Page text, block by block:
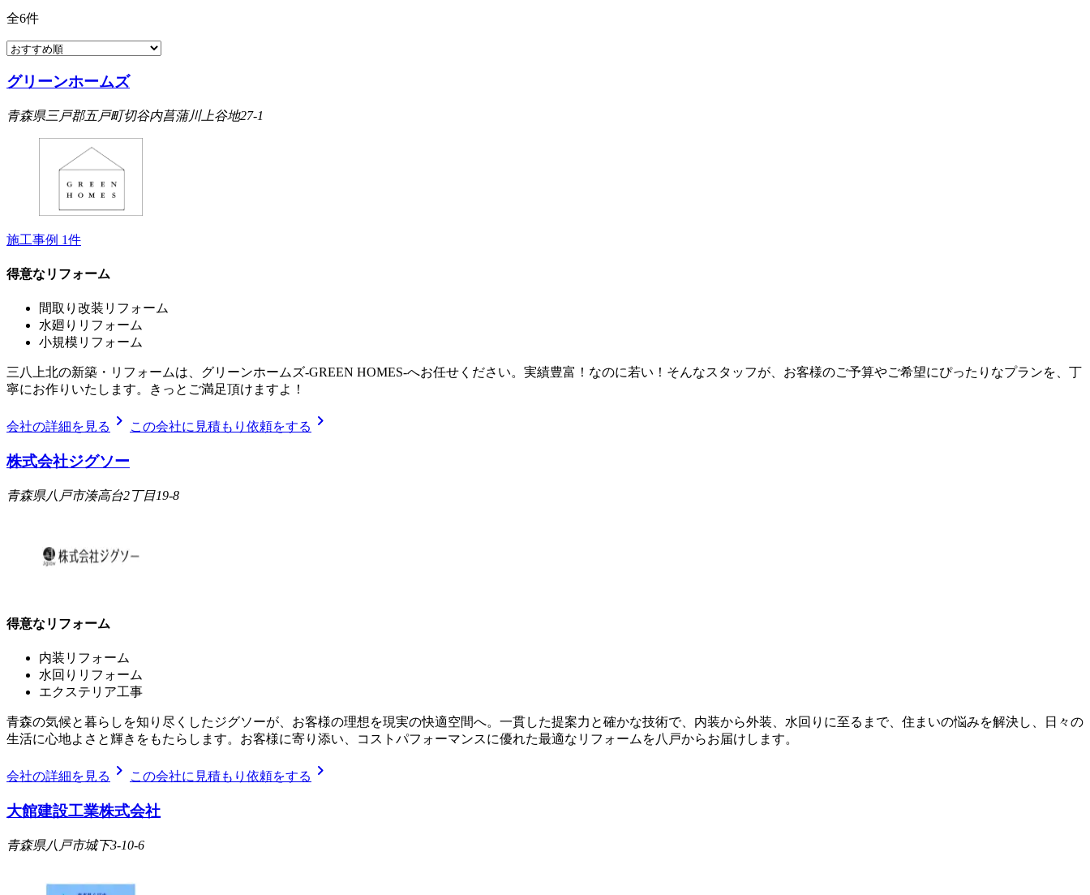
全6件
グリーンホームズ
青森県三戸郡五戸町切谷内菖蒲川上谷地27-1
施工事例 1件
得意なリフォーム
間取り改装リフォーム
水廻りリフォーム
小規模リフォーム
三八上北の新築・リフォームは、グリーンホームズ‐GREEN HOMES‐へお任せください。実績豊富！なのに若い！そんなスタッフが、お客様のご予算やご希望にぴったりなプランを、丁
寧にお作りいたします。きっとご満足頂けますよ！
会社の詳細を見る chevron_right この会社に見積もり依頼をする chevron_right
株式会社ジグソー
青森県八戸市湊高台2丁目19-8
得意なリフォーム
内装リフォーム
水回りリフォーム
エクステリア工事
青森の気候と暮らしを知り尽くしたジグソーが、お客様の理想を現実の快適空間へ。一貫した提案力と確かな技術で、内装から外装、水回りに至るまで、住まいの悩みを解決し、日々の
生活に心地よさと輝きをもたらします。お客様に寄り添い、コストパフォーマンスに優れた最適なリフォームを八戸からお届けします。
会社の詳細を見る chevron_right この会社に見積もり依頼をする chevron_right
大館建設工業株式会社
青森県八戸市城下3-10-6